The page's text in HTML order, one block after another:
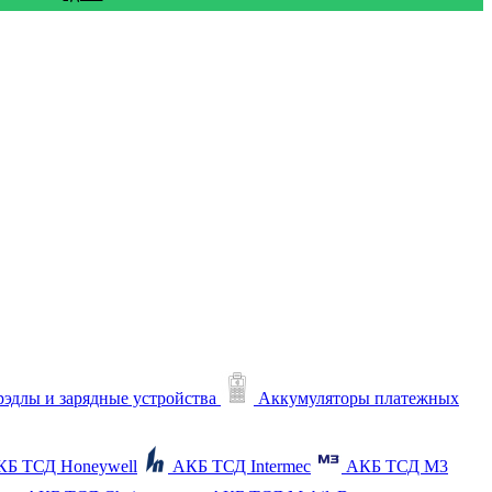
и зарядные устройства
Аккумуляторы платежных
ТСД Honeywell АКБ ТСД Intermec
АКБ ТСД M3